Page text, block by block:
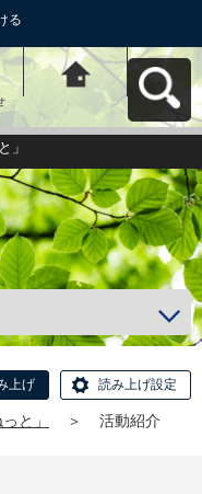
る
三田市 市民活動情報
サイト「きっぴーね
っと」へ戻る
」
上げ 読み上げ設定
と」 ＞ 活動紹介